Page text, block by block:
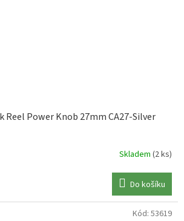
Reel Power Knob 27mm CA27-Silver
Skladem (2 ks)
Do košíku
Kód: 53619